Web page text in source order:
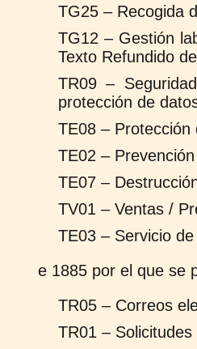
TG25 – Recogida
TG12 – Gestión
Texto Refundido
TR09 –
protección de
TE08 –
TE02 –
TE07 –
TV01 – Ventas /
TE03 – Servicio
e 1885 por el que se
TR05 – Correos
TR01 –